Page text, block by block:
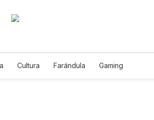
Cultura Farándula Gaming